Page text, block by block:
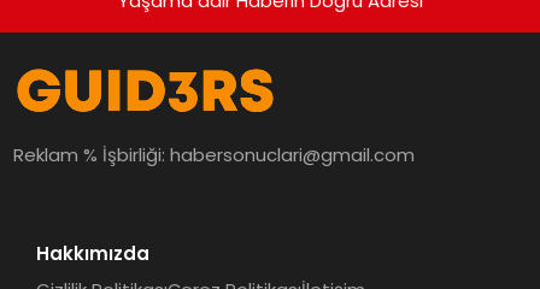
Reklam % İşbirliği:habersonuclari@gmail.com
Hakkımızda